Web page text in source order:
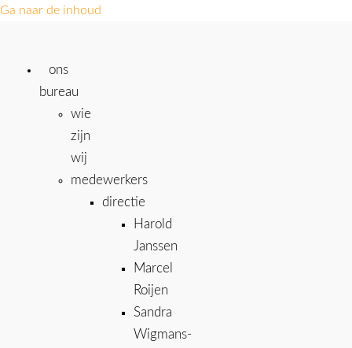
Ga naar de inhoud
ons
bureau
wie
zijn
wij
medewerkers
directie
Harold
Janssen
Marcel
Roijen
Sandra
Wigmans-